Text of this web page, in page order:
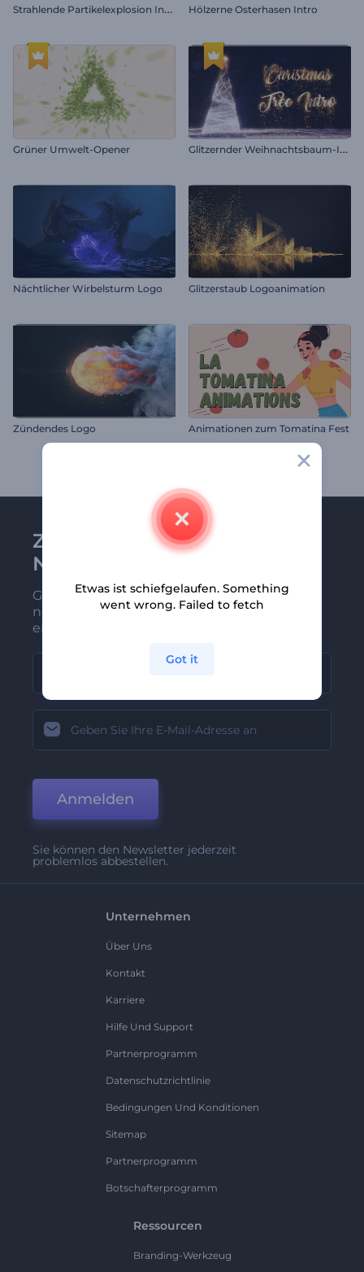
S
trahlende Partikelexplosion Intro Hölzerne Osterhasen Intro
Grüner Umwelt-Opener G
litzernder Weihnachtsbaum-Intro
Nächtlicher Wirbelsturm Logo Glitzerstaub Logoanimation
Zündendes Logo Animationen zum Tomatina Fest
Zu Renderforest-
Newsletter anmelden
Gehören Sie zu den Ersten, die unsere
neuesten Nachrichten und Angebote
erhalten
Anmelden
Sie können den Newsletter jederzeit
problemlos abbestellen.
Unternehmen
Über Uns
Kontakt
Karriere
Hilfe Und Support
Partnerprogramm
Datenschutzrichtlinie
Bedingungen Und Konditionen
Sitemap
Partnerprogramm
Botschafterprogramm
Ressourcen
Branding-Werkzeug
Etwas ist schiefgelaufen. Something
went wrong. Failed to fetch
Got it